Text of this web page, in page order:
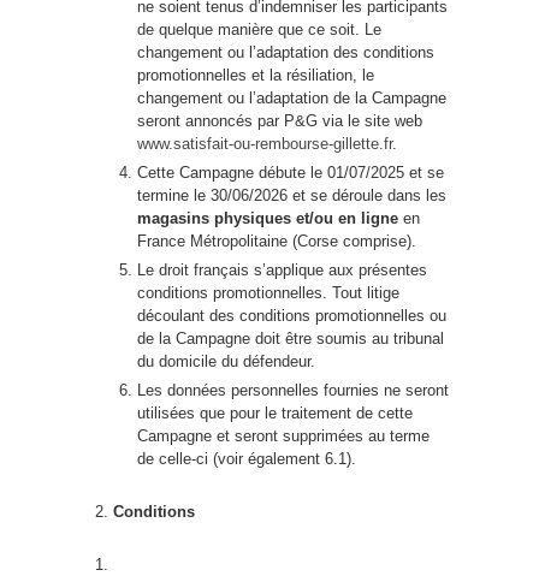
ne soient tenus d’indemniser les participants
de quelque manière que ce soit. Le
changement ou l’adaptation des conditions
promotionnelles et la résiliation, le
changement ou l’adaptation de la Campagne
seront annoncés par P&G via le site web
www.satisfait-ou-rembourse-gillette.fr.
Cette Campagne débute le 01/07/2025 et se
termine le 30/06/2026 et se déroule dans les
magasins physiques et/ou en ligne en
France Métropolitaine (Corse comprise).
Le droit français s’applique aux présentes
conditions promotionnelles. Tout litige
découlant des conditions promotionnelles ou
de la Campagne doit être soumis au tribunal
du domicile du défendeur.
Les données personnelles fournies ne seront
utilisées que pour le traitement de cette
Campagne et seront supprimées au terme
de celle-ci (voir également 6.1).
Conditions